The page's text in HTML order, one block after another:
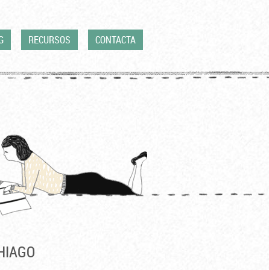
RECURSOS CONTACTA